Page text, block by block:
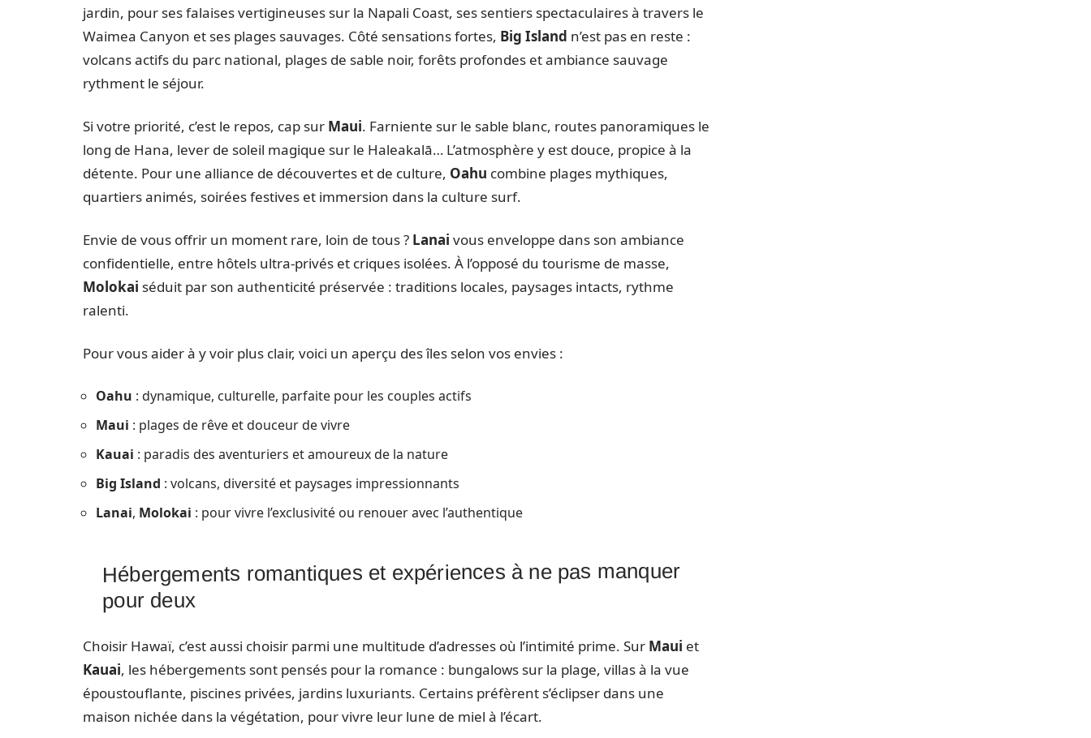
jardin, pour ses falaises vertigineuses sur la Napali Coast, ses sentiers spectaculaires à travers le
Waimea Canyon et ses plages sauvages. Côté sensations fortes, Big Island n’est pas en reste :
volcans actifs du parc national, plages de sable noir, forêts profondes et ambiance sauvage
rythment le séjour.
Si votre priorité, c’est le repos, cap sur Maui. Farniente sur le sable blanc, routes panoramiques le
long de Hana, lever de soleil magique sur le Haleakalā… L’atmosphère y est douce, propice à la
détente. Pour une alliance de découvertes et de culture, Oahu combine plages mythiques,
quartiers animés, soirées festives et immersion dans la culture surf.
Envie de vous offrir un moment rare, loin de tous ? Lanai vous enveloppe dans son ambiance
confidentielle, entre hôtels ultra-privés et criques isolées. À l’opposé du tourisme de masse,
Molokai séduit par son authenticité préservée : traditions locales, paysages intacts, rythme
ralenti.
Pour vous aider à y voir plus clair, voici un aperçu des îles selon vos envies :
Oahu : dynamique, culturelle, parfaite pour les couples actifs
Maui : plages de rêve et douceur de vivre
Kauai : paradis des aventuriers et amoureux de la nature
Big Island : volcans, diversité et paysages impressionnants
Lanai, Molokai : pour vivre l’exclusivité ou renouer avec l’authentique
Hébergements romantiques et expériences à ne pas manquer
pour deux
Choisir Hawaï, c’est aussi choisir parmi une multitude d’adresses où l’intimité prime. Sur Maui et
Kauai, les hébergements sont pensés pour la romance : bungalows sur la plage, villas à la vue
époustouflante, piscines privées, jardins luxuriants. Certains préfèrent s’éclipser dans une
maison nichée dans la végétation, pour vivre leur lune de miel à l’écart.